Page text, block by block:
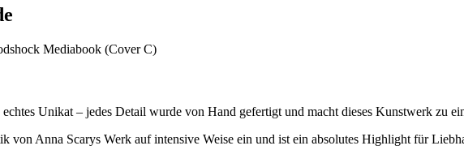
Mediabook (Cover C)
echtes Unikat – jedes Detail wurde von Hand gefertigt und macht dieses Kunstwerk zu
von Anna Scarys Werk auf intensive Weise ein und ist ein absolutes Highlight für